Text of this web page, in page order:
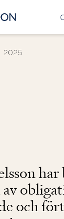
2025
och